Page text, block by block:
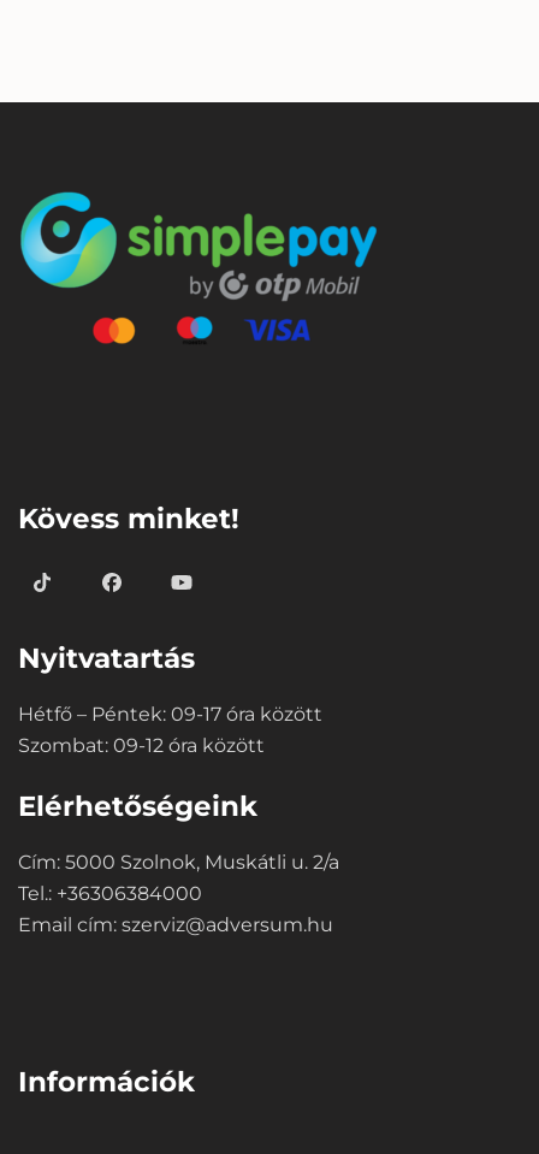
Kövess minket!
Nyitvatartás
Hétfő – Péntek: 09-17 óra között
Szombat: 09-12 óra között
Elérhetőségeink
Cím: 5000 Szolnok, Muskátli u. 2/a
Tel.: +36306384000
Email cím: szerviz@adversum.hu
Információk